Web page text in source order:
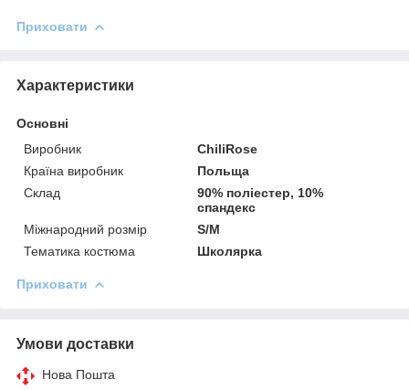
Приховати
Характеристики
Основні
Виробник
ChiliRose
Країна виробник
Польща
Склад
90% поліестер, 10%
спандекс
Міжнародний розмір
S/M
Тематика костюма
Школярка
Приховати
Умови доставки
Нова Пошта